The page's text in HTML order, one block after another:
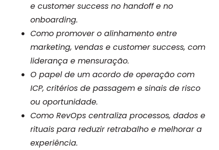
e customer success no handoff e no
onboarding.
Como promover o alinhamento entre
marketing, vendas e customer success, com
liderança e mensuração.
O papel de um acordo de operação com
ICP, critérios de passagem e sinais de risco
ou oportunidade.
Como RevOps centraliza processos, dados e
rituais para reduzir retrabalho e melhorar a
experiência.